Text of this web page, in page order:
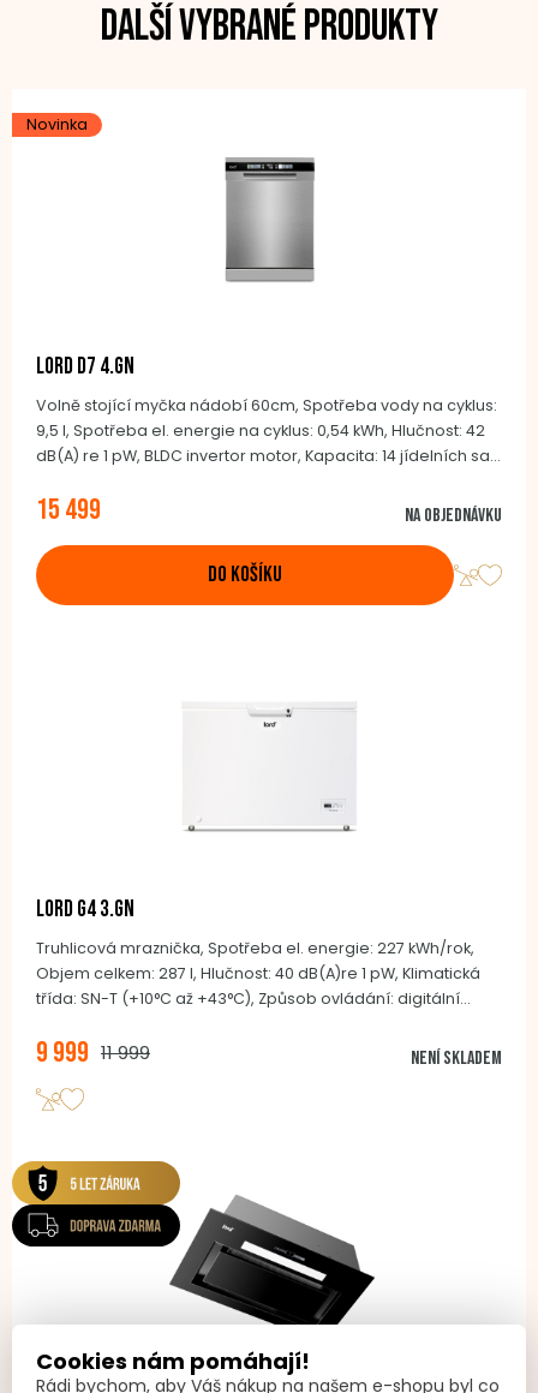
Další vybrané produkty
Novinka
LORD D7 4.GN
Volně stojící myčka nádobí 60cm, Spotřeba vody na cyklus:
9,5 l, Spotřeba el. energie na cyklus: 0,54 kWh, Hlučnost: 42
dB(A) re 1 pW, BLDC invertor motor, Kapacita: 14 jídelních sad
dveří, Vnitřní osvětlení, Způsob ovládání: tlačítka, Nerezový
ovládací panel
15 499 Na objednávku
DO KOŠÍKU
LORD G4 3.GN
Truhlicová mraznička, Spotřeba el. energie: 227 kWh/rok,
Objem celkem: 287 l, Hlučnost: 40 dB(A)re 1 pW, Klimatická
třída: SN-T (+10°C až +43°C), Způsob ovládání: digitální
odmrazování: ruční, Invertor BLDC kompresor, Frost Protect,
zámkem, Kolečka, Barevné provedení: bílá
9 999 11 999 Není skladem
Cookies nám pomáhají!
Rádi bychom, aby Váš nákup na našem e-shopu byl co